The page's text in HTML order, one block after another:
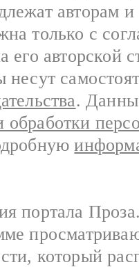
авторам
только с
его авторской
несут
.
обработки
портала
который